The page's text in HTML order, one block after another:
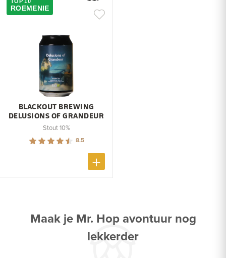
ROEMENIE
BLACKOUT BREWING
DELUSIONS OF GRANDEUR
Stout 10%
8.5
Maak je Mr. Hop avontuur nog
lekkerder